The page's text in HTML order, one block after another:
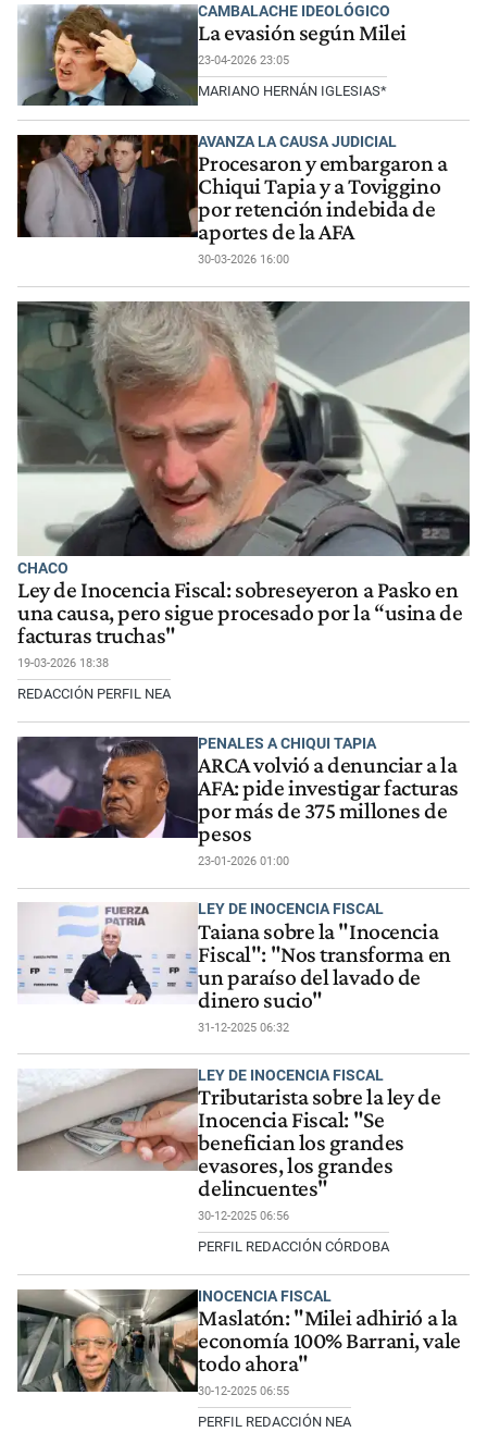
CAMBALACHE IDEOLÓGICO
La evasión según Milei
23-04-2026 23:05
MARIANO HERNÁN IGLESIAS*
AVANZA LA CAUSA JUDICIAL
Procesaron y embargaron a
Chiqui Tapia y a Toviggino
por retención indebida de
aportes de la AFA
30-03-2026 16:00
CHACO
Ley de Inocencia Fiscal: sobreseyeron a Pasko en
una causa, pero sigue procesado por la “usina de
facturas truchas"
19-03-2026 18:38
REDACCIÓN PERFIL NEA
PENALES A CHIQUI TAPIA
ARCA volvió a denunciar a la
AFA: pide investigar facturas
por más de 375 millones de
pesos
23-01-2026 01:00
LEY DE INOCENCIA FISCAL
Taiana sobre la "Inocencia
Fiscal": "Nos transforma en
un paraíso del lavado de
dinero sucio"
31-12-2025 06:32
LEY DE INOCENCIA FISCAL
Tributarista sobre la ley de
Inocencia Fiscal: "Se
benefician los grandes
evasores, los grandes
delincuentes"
30-12-2025 06:56
PERFIL REDACCIÓN CÓRDOBA
INOCENCIA FISCAL
Maslatón: "Milei adhirió a la
economía 100% Barrani, vale
todo ahora"
30-12-2025 06:55
PERFIL REDACCIÓN NEA